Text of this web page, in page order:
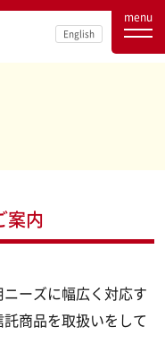
English
menu
案内
ーズに幅広く対応す
商品を取扱いをして